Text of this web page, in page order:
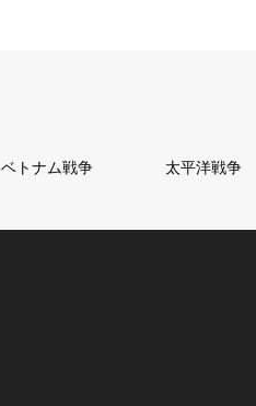
ベトナム戦争 太平洋戦争